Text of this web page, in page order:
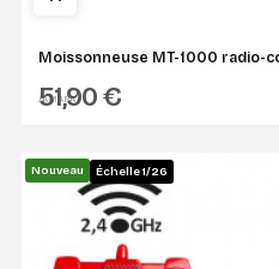
Moissonneuse MT-1000 radio-
JAMARA
51,90 €
Nouveau Échelle 1/26